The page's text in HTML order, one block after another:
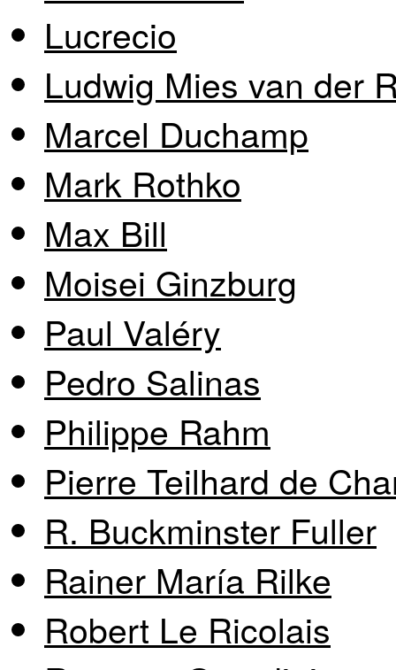
Lucrecio
Ludwig Mies van der
Marcel Duchamp
Mark Rothko
Max Bill
Moisei Ginzburg
Paul Valéry
Pedro Salinas
Philippe Rahm
Pierre Teilhard de
R. Buckminster Fuller
Rainer María Rilke
Robert Le Ricolais